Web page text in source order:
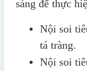
sáng để thực
Nội soi
tá tràng.
Nội soi